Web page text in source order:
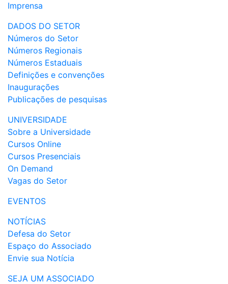
Imprensa
DADOS DO SETOR
Números do Setor
Números Regionais
Números Estaduais
Definições e convenções
Inaugurações
Publicações de pesquisas
UNIVERSIDADE
Sobre a Universidade
Cursos Online
Cursos Presenciais
On Demand
Vagas do Setor
EVENTOS
NOTÍCIAS
Defesa do Setor
Espaço do Associado
Envie sua Notícia
SEJA UM ASSOCIADO